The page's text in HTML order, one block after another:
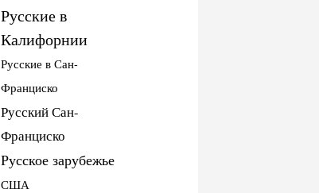
Русские в
Калифорнии
Русские в Сан-
Франциско
Русский Сан-
Франциско
Русское зарубежье
США